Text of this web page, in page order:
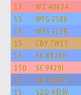
15 WZ 40624
15 WFG 2586
15 WSS 215B
15 CBY 7W15
15 SK 8823H
150 SC 9429J
15 SK 1907P
15 SZO 43LW